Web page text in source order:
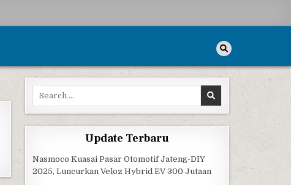
Search for:
Update Terbaru
Nasmoco Kuasai Pasar Otomotif Jateng-DIY
2025, Luncurkan Veloz Hybrid EV 300 Jutaan